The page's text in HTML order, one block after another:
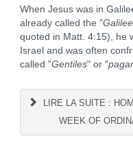
When Jesus was in
already called the "
quoted in Matt. 4:15), he
Israel and was often
called "Gentiles" or "
LIRE LA SUITE :
WEEK OF